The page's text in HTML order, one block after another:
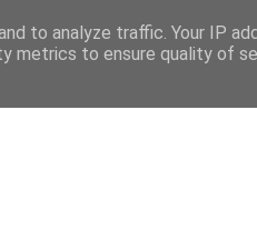
to analyze traffic. Your IP
metrics to ensure quality of